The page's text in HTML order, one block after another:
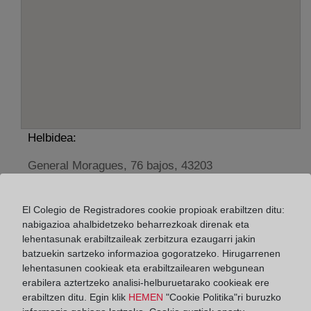
Helbidea:
General Moragues, 76 bajos, 43203
De lunes a viernes de 09:00 a 17:00 horas
Agosto: De lunes a viernes de 09:00 a 14:00 horas
Los días 24 y 31 de diciembre de 09:00 a 14:00
horas
El Colegio de Registradores cookie propioak erabiltzen ditu:
nabigazioa ahalbidetzeko beharrezkoak direnak eta
lehentasunak erabiltzaileak zerbitzura ezaugarri jakin
batzuekin sartzeko informazioa gogoratzeko. Hirugarrenen
lehentasunen cookieak eta erabiltzailearen webgunean
erabilera aztertzeko analisi-helburuetarako cookieak ere
erabiltzen ditu. Egin klik HEMEN "Cookie Politika"ri buruzko